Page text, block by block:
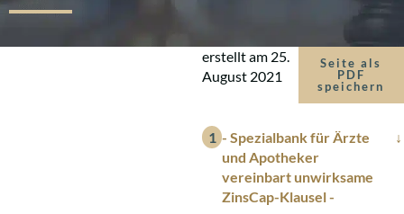
erstellt am 25.
August 2021
Seite als
PDF
speichern
- Spezialbank für Ärzte
und Apotheker
vereinbart unwirksame
ZinsCap-Klausel -